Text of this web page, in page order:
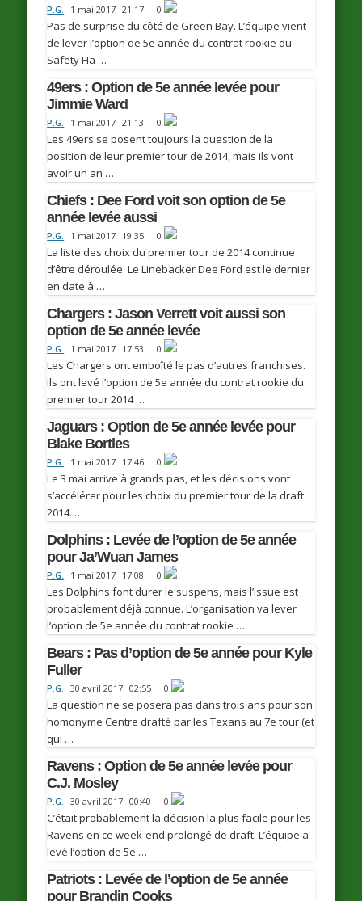
P.G. 1 mai 2017 21:17 0
Pas de surprise du côté de Green Bay. L’équipe vient
de lever l’option de 5e année du contrat rookie du
Safety Ha …
49ers : Option de 5e année levée pour
Jimmie Ward
P.G. 1 mai 2017 21:13 0
Les 49ers se posent toujours la question de la
position de leur premier tour de 2014, mais ils vont
avoir un an …
Chiefs : Dee Ford voit son option de 5e
année levée aussi
P.G. 1 mai 2017 19:35 0
La liste des choix du premier tour de 2014 continue
d’être déroulée. Le Linebacker Dee Ford est le dernier
en date à …
Chargers : Jason Verrett voit aussi son
option de 5e année levée
P.G. 1 mai 2017 17:53 0
Les Chargers ont emboîté le pas d’autres franchises.
Ils ont levé l’option de 5e année du contrat rookie du
premier tour 2014 …
Jaguars : Option de 5e année levée pour
Blake Bortles
P.G. 1 mai 2017 17:46 0
Le 3 mai arrive à grands pas, et les décisions vont
s’accélérer pour les choix du premier tour de la draft
2014. …
Dolphins : Levée de l’option de 5e année
pour Ja’Wuan James
P.G. 1 mai 2017 17:08 0
Les Dolphins font durer le suspens, mais l’issue est
probablement déjà connue. L’organisation va lever
l’option de 5e année du contrat rookie …
Bears : Pas d’option de 5e année pour Kyle
Fuller
P.G. 30 avril 2017 02:55 0
La question ne se posera pas dans trois ans pour son
homonyme Centre drafté par les Texans au 7e tour (et
qui …
Ravens : Option de 5e année levée pour
C.J. Mosley
P.G. 30 avril 2017 00:40 0
C’était probablement la décision la plus facile pour les
Ravens en ce week-end prolongé de draft. L’équipe a
levé l’option de 5e …
Patriots : Levée de l’option de 5e année
pour Brandin Cooks